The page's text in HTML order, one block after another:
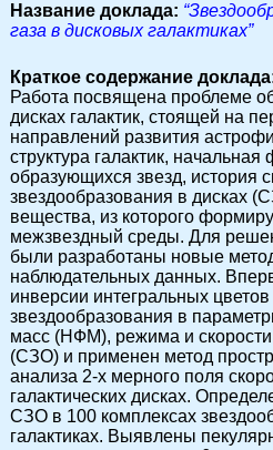
Название доклада:
газа в дисковых галактиках”
Краткое содержание
Работа посвящена проблеме
дисках галактик, стоящей на
направлений развития
структура галактик,
образующихся звезд, история
звездообразования в дисках
вещества, из которого
межзвездный среды. Для
были разработаны новые
наблюдательных данных.
инверсии интегральных
звездообразования в
масс (НФМ), режима и скорости
(СЗО) и применен метод
анализа 2-х мерного поля
галактических дисках.
СЗО в 100 комплексах
галактиках. Выявлены